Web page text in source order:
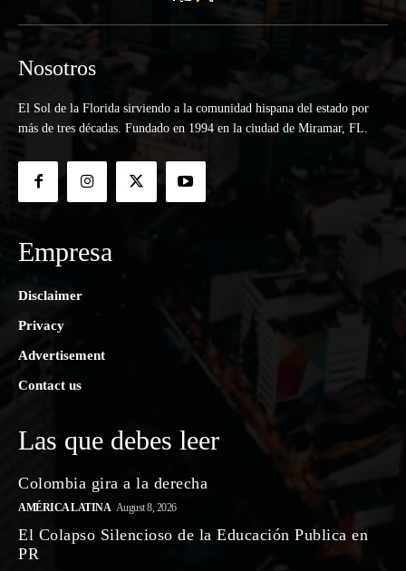
Nosotros
El Sol de la Florida sirviendo a la comunidad hispana del estado por
más de tres décadas. Fundado en 1994 en la ciudad de Miramar, FL.
Empresa
Disclaimer
Privacy
Advertisement
Contact us
Las que debes leer
Colombia gira a la derecha
AMÉRICA LATINA August 8, 2026
El Colapso Silencioso de la Educación Publica en
PR